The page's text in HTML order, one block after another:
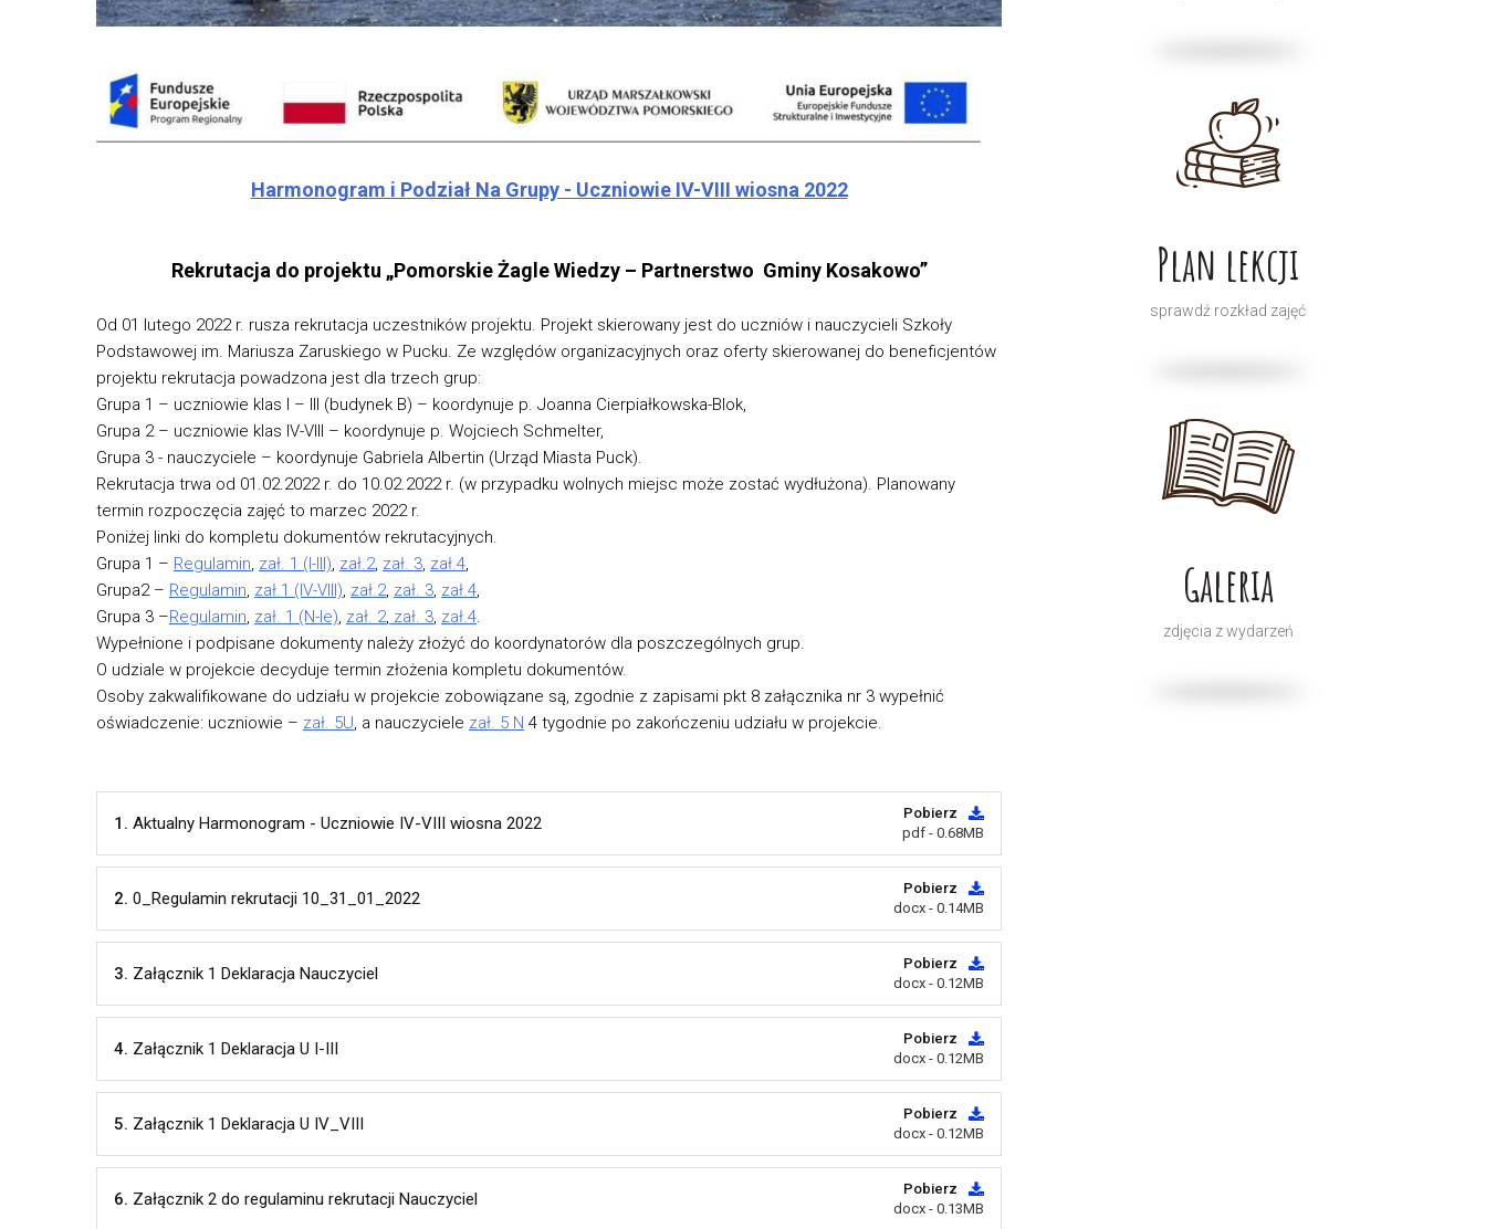
Harmonogram i Podział Na Grupy - Uczniowie IV-VIII wiosna 2022
Rekrutacja do projektu „Pomorskie Żagle Wiedzy – Partnerstwo Gminy Kosakowo”
Od 01 lutego 2022 r. rusza rekrutacja uczestników projektu. Projekt skierowany jest do uczniów i nauczycieli Szkoły
Podstawowej im. Mariusza Zaruskiego w Pucku. Ze względów organizacyjnych oraz oferty skierowanej do beneficjentów
projektu rekrutacja powadzona jest dla trzech grup:
Grupa 1 – uczniowie klas I – III (budynek B) – koordynuje p. Joanna Cierpiałkowska-Blok,
Grupa 2 – uczniowie klas IV-VIII – koordynuje p. Wojciech Schmelter,
Grupa 3 - nauczyciele – koordynuje Gabriela Albertin (Urząd Miasta Puck).
Rekrutacja trwa od 01.02.2022 r. do 10.02.2022 r. (w przypadku wolnych miejsc może zostać wydłużona). Planowany
termin rozpoczęcia zajęć to marzec 2022 r.
Poniżej linki do kompletu dokumentów rekrutacyjnych.
Grupa 1 – Regulamin, zał. 1 (I-III), zał.2, zał. 3, zał.4,
Grupa2 – Regulamin, zał.1 (IV-VIII), zał.2, zał. 3, zał.4,
Grupa 3 –Regulamin, zał. 1 (N-le), zał. 2, zał. 3, zał.4.
Wypełnione i podpisane dokumenty należy złożyć do koordynatorów dla poszczególnych grup.
O udziale w projekcie decyduje termin złożenia kompletu dokumentów.
Osoby zakwalifikowane do udziału w projekcie zobowiązane są, zgodnie z zapisami pkt 8 załącznika nr 3 wypełnić
oświadczenie: uczniowie – zał. 5U, a nauczyciele zał. 5 N 4 tygodnie po zakończeniu udziału w projekcie.
1. Aktualny Harmonogram - Uczniowie IV-VIII wiosna 2022
Pobierz
pdf - 0.68MB
2. 0_Regulamin rekrutacji 10_31_01_2022
Pobierz
docx - 0.14MB
3. Załącznik 1 Deklaracja Nauczyciel
Pobierz
docx - 0.12MB
4. Załącznik 1 Deklaracja U I-III
Pobierz
docx - 0.12MB
5. Załącznik 1 Deklaracja U IV_VIII
Pobierz
docx - 0.12MB
6. Załącznik 2 do regulaminu rekrutacji Nauczyciel
Pobierz
docx - 0.13MB
Plan lekcji
sprawdź rozkład zajęć
Galeria
zdjęcia z wydarzeń